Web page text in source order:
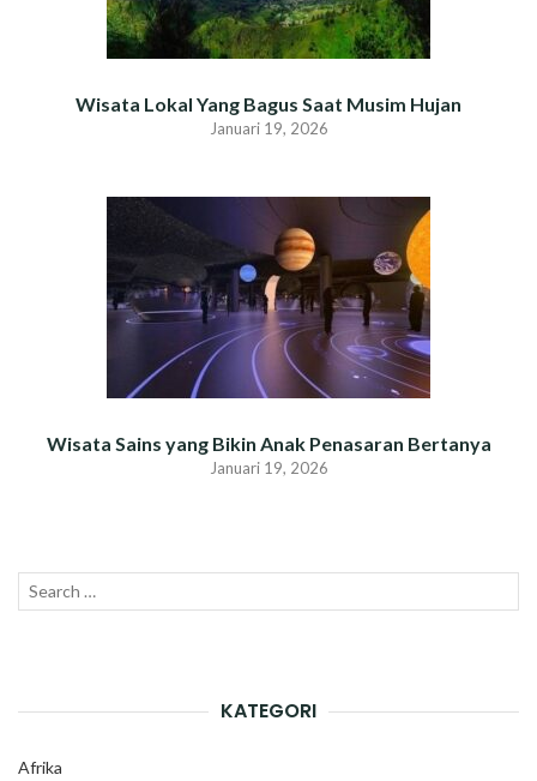
Wisata Lokal Yang Bagus Saat Musim Hujan
Januari 19, 2026
Wisata Sains yang Bikin Anak Penasaran Bertanya
Januari 19, 2026
Search
KATEGORI
Afrika